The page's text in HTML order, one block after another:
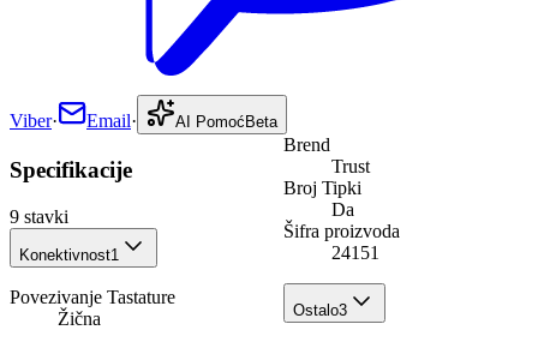
Viber· Email· AI Pomoć Beta
Specifikacije
9 stavki
Konektivnost1
Povezivanje Tastature
Žična
Brend
Trust
Broj Tipki
Da
Šifra proizvoda
24151
Ostalo3